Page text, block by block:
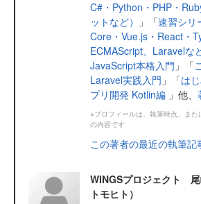
C#・Python・PHP・
ットなど）
」「速習シリ
Core・Vue.js・React・
ECMAScript、Laravelな
JavaScript本格入門 」「
Laravel実践入門 」「は
プリ開発 Kotlin編 」他、
※プロフィールは、執筆時点、ま
の内容です
この著者の最近の執筆記
WINGSプロジェクト
トモヒト）